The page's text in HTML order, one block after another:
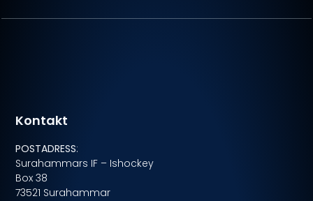
Kontakt
POSTADRESS:
Surahammars IF – Ishockey
Box 38
73521 Surahammar